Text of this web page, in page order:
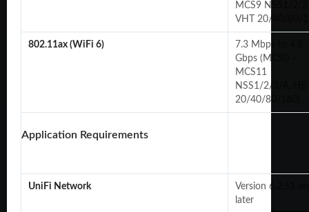
MCS9 NSS1/2/
VHT 20/40/80/
802.11ax (WiFi 6)
7.3 Mbps to 4.8
Gbps (MCS0 –
MCS11
NSS1/2/3/4, HE
20/40/80/160)
Application Requirements
UniFi Network
Version 6.2.51
later